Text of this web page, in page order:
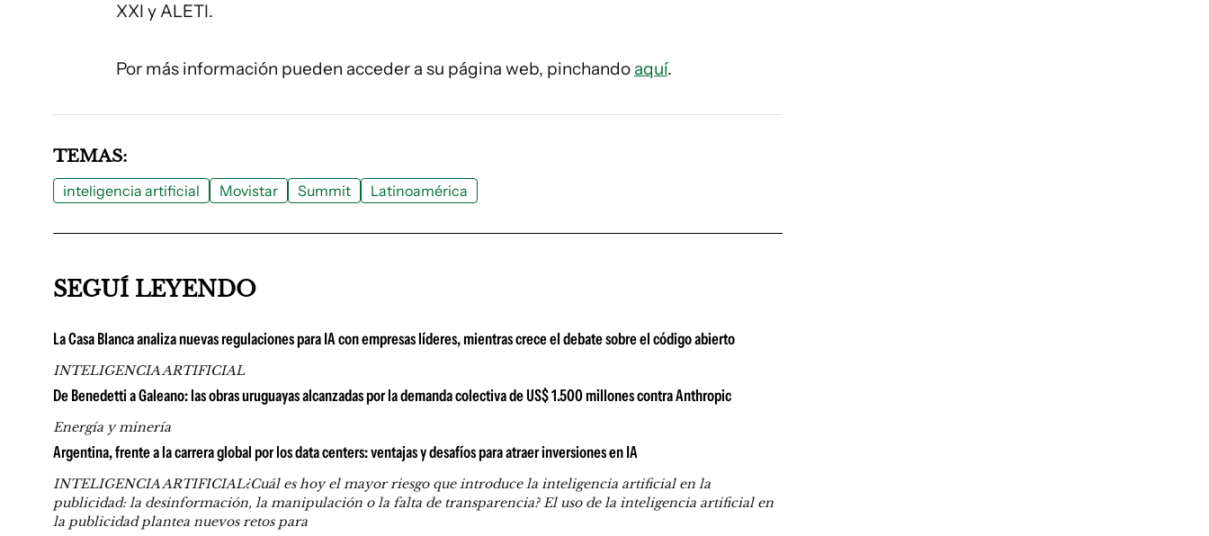
XXI y ALETI.
Por más información pueden acceder a su página web, pinchando aquí.
TEMAS:
inteligencia artificial Movistar Summit Latinoamérica
SEGUÍ LEYENDO
La Casa Blanca analiza nuevas regulaciones para IA con empresas líderes, mientras crece el debate sobre el código abierto
INTELIGENCIA ARTIFICIAL
De Benedetti a Galeano: las obras uruguayas alcanzadas por la demanda colectiva de US$ 1.500 millones contra Anthropic
Energía y minería
Argentina, frente a la carrera global por los data centers: ventajas y desafíos para atraer inversiones en IA
INTELIGENCIA ARTIFICIAL¿Cuál es hoy el mayor riesgo que introduce la inteligencia artificial en la
publicidad: la desinformación, la manipulación o la falta de transparencia? El uso de la inteligencia artificial en
la publicidad plantea nuevos retos para